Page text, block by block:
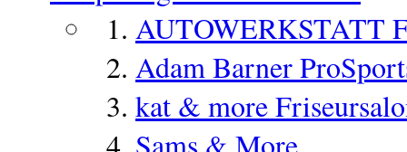
AUTOWERKSTATT
Adam Barner
kat & more
Sams & More